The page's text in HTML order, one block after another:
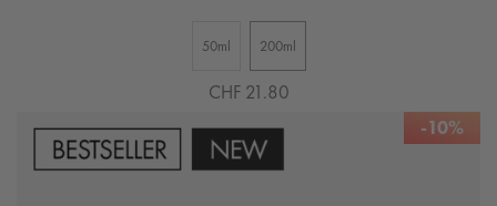
50ml 200ml
CHF 21.80
-10%